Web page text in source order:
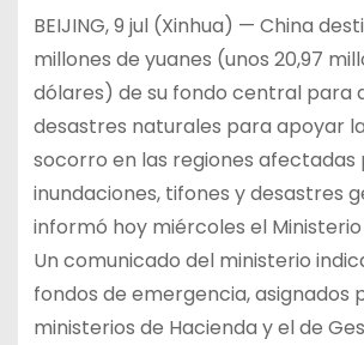
BEIJING, 9 jul (Xinhua) — China
millones de yuanes (unos 20,97
dólares) de su fondo central para
desastres naturales para apoyar
socorro en las regiones afectadas
inundaciones, tifones y desastres
informó hoy miércoles el
Un comunicado del ministerio
fondos de emergencia, asignados
ministerios de Hacienda y el de